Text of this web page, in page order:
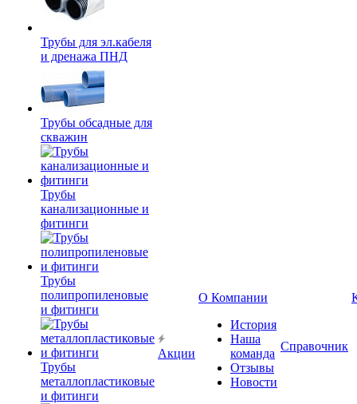
Трубы для эл.кабеля
и дренажа ПНД
Трубы обсадные для
скважин
Трубы
канализационные и
фитинги
Трубы
полипропиленовые
и фитинги
Трубы
металлопластиковые
и фитинги
Акции
О Компании
История
Наша
команда
Отзывы
Новости
Справочник